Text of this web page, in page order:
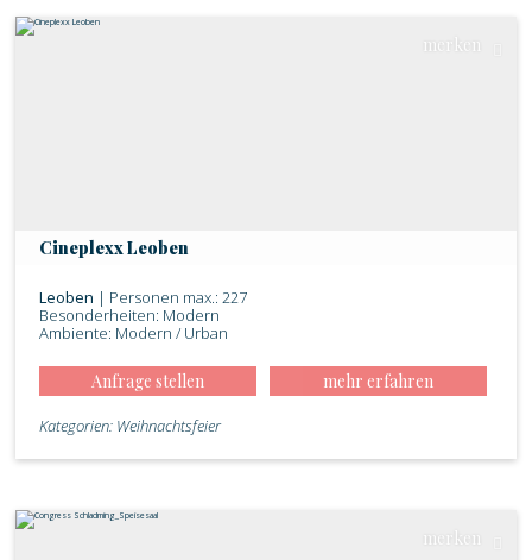
Cineplexx Leoben
merken
Leoben | Personen max.: 227
Besonderheiten: Modern
Ambiente: Modern / Urban
Anfrage stellen mehr erfahren
Kategorien: Weihnachtsfeier
merken